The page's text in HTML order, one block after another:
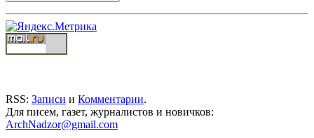
RSS: Записи и Комментарии.
Для писем, газет, журналистов и новичков:
ArchNadzor@gmail.com